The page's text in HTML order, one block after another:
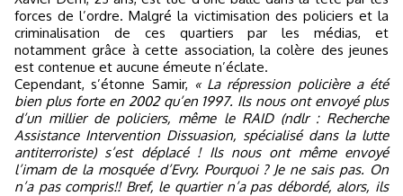
forces de l’ordre. Malgré la victimisation des policiers et la
criminalisation de ces quartiers par les médias, et
notamment grâce à cette association, la colère des jeunes
est contenue et aucune émeute n’éclate.
Cependant, s’étonne Samir, « La répression policière a été
bien plus forte en 2002 qu’en 1997. Ils nous ont envoyé plus
d’un millier de policiers, même le RAID (ndlr : Recherche
Assistance Intervention Dissuasion, spécialisé dans la lutte
antiterroriste) s’est déplacé ! Ils nous ont même envoyé
l’imam de la mosquée d’Evry. Pourquoi ? Je ne sais pas. On
n’a pas compris!! Bref, le quartier n’a pas débordé, alors, ils